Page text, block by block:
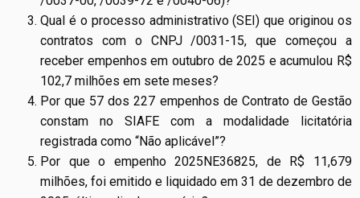
Qual é o processo administrativo (SEI) que originou os
contratos com o CNPJ /0031-15, que começou a
receber empenhos em outubro de 2025 e acumulou R$
102,7 milhões em sete meses?
Por que 57 dos 227 empenhos de Contrato de Gestão
constam no SIAFE com a modalidade licitatória
registrada como “Não aplicável”?
Por que o empenho 2025NE36825, de R$ 11,679
milhões, foi emitido e liquidado em 31 de dezembro de